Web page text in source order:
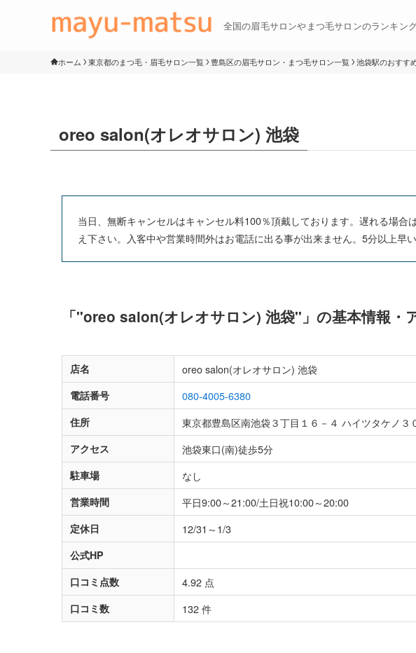
全国の眉毛サロンやまつ毛サロンのランキン
ホーム 東京都のまつ毛・眉毛サロン一覧 豊島区の眉毛サロン・まつ毛サロン一覧 池袋駅のおすす
oreo salon(オレオサロン) 池袋
当日、無断キャンセルはキャンセル料100％頂戴しております。遅れる場合
え下さい。入客中や営業時間外はお電話に出る事が出来ません。5分以上早
「"oreo salon(オレオサロン) 池袋"」の基本情報・
店名 oreo salon(オレオサロン) 池袋
電話番号 080-4005-6380
住所 東京都豊島区南池袋３丁目１６－４ ハイツタケノ３
アクセス 池袋東口(南)徒歩5分
駐車場 なし
営業時間 平日9:00～21:00/土日祝10:00～20:00
定休日 12/31～1/3
公式HP
口コミ点数
4.92 点
口コミ数 132 件